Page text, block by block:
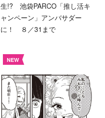
生!? 池袋PARCO「推し活キ
ャンペーン」アンバサダー
に！ ８／31まで
NEW